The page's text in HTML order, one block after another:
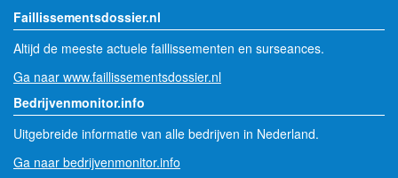
Faillissementsdossier.nl
Altijd de meeste actuele faillissementen en surseances.
Ga naar www.faillissementsdossier.nl
Bedrijvenmonitor.info
Uitgebreide informatie van alle bedrijven in Nederland.
Ga naar bedrijvenmonitor.info